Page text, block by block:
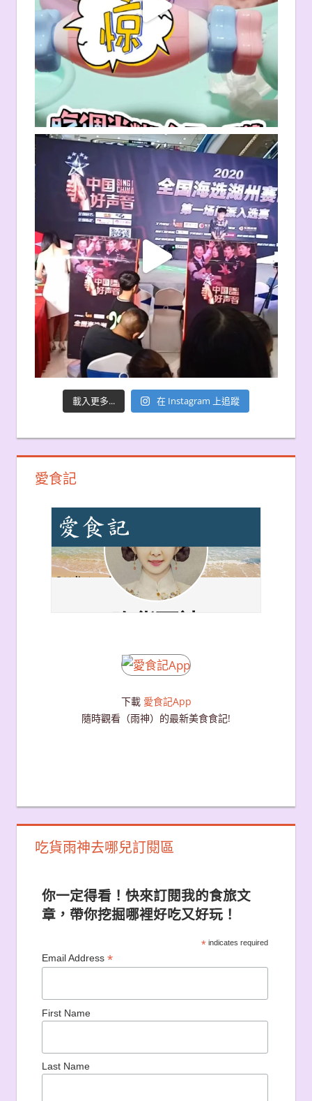
載入更多... 在 Instagram 上追蹤
愛食記
下載 愛食記App
隨時觀看（雨神）的最新美食食記!
吃貨雨神去哪兒訂閱區
你一定得看！快來訂閱我的食旅文
章，帶你挖掘哪裡好吃又好玩！
*indicates required
Email Address *
First Name
Last Name